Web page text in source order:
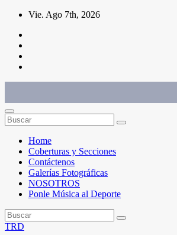
Saltar
contenido
Vie. Ago 7th, 2026
Home
Coberturas y Secciones
Contáctenos
Galerías Fotográficas
NOSOTROS
Ponle Música al Deporte
TRD